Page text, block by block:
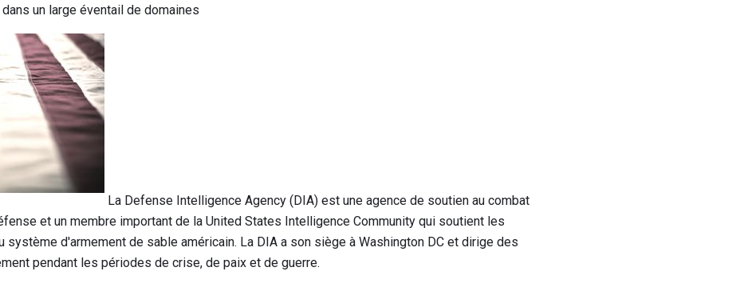
un large éventail de domaines
La Defense Intelligence Agency (DIA) est une agence de soutien au combat
et un membre important de la United States Intelligence Community qui soutient les
d'armement de sable américain. La DIA a son siège à Washington DC et dirige des
pendant les périodes de crise, de paix et de guerre.